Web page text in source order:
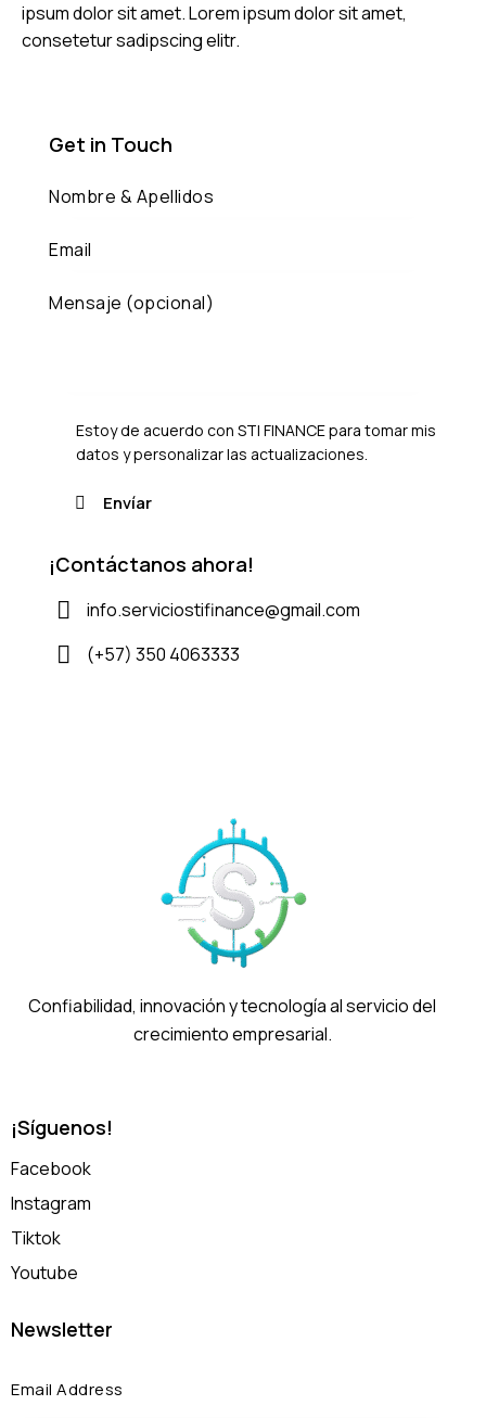
ipsum dolor sit amet. Lorem ipsum dolor sit amet,
consetetur sadipscing elitr.
Get in Touch
Estoy de acuerdo con STI FINANCE para tomar mis
datos y personalizar las actualizaciones.
¡Contáctanos ahora!
info.serviciostifinance@gmail.com
(+57) 350 4063333
Confiabilidad, innovación y tecnología al servicio del
crecimiento empresarial.
¡Síguenos!
Facebook
Instagram
Tiktok
Youtube
Newsletter